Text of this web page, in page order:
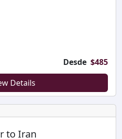
Desde $485
Details
to Iran